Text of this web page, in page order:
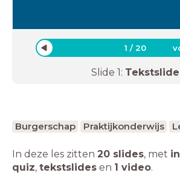
1 /20
Slide 1: Tekstslide
Burgerschap Praktijkonderwijs
In deze les zitten 20 slides, met
quiz, tekstslides en 1 video.